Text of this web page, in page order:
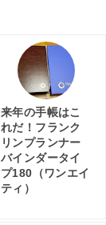
来年の手帳はこ
れだ！フランク
リンプランナー
バインダータイ
プ180（ワンエイ
ティ）